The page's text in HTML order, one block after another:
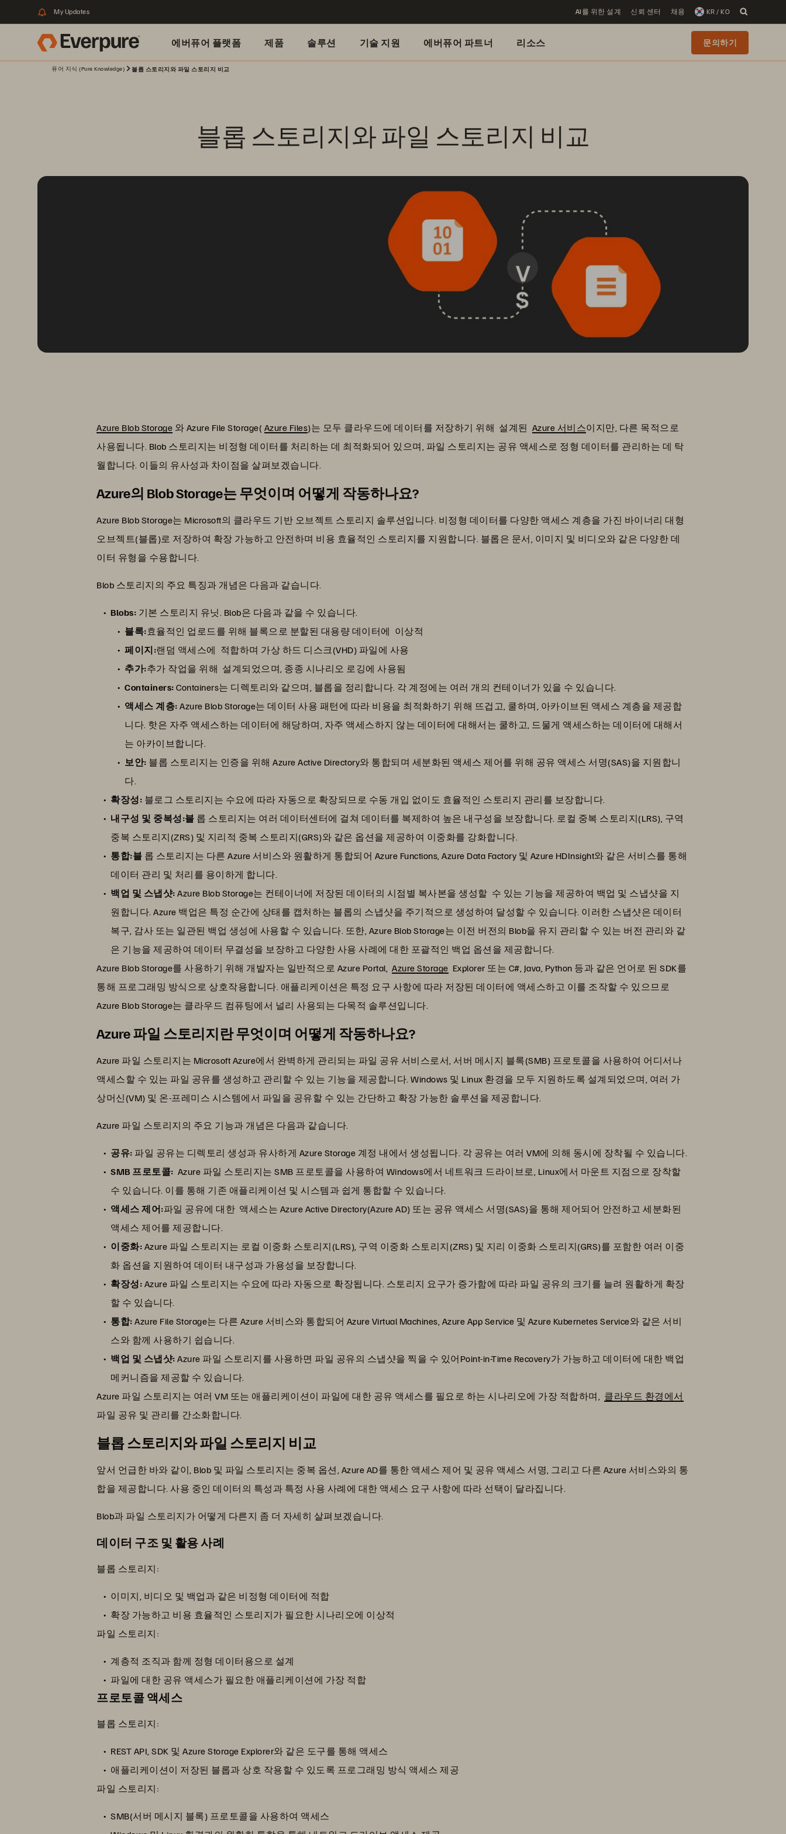
My Updates AI를 위한 설계 신뢰 센터 채용 KR / KO
에버퓨어 플랫폼 제품 솔루션 기술 지원 에버퓨어 파트너 리소스 문의하기
퓨어 지식 (Pure Knowledge) 블롭 스토리지와 파일 스토리지 비교
블롭 스토리지와 파일 스토리지 비교
Azure Blob Storage 와 Azure File Storage( Azure Files)는 모두 클라우드에 데이터를 저장하기 위해 설계된 Azure 서비스이지만, 다른 목적으로
사용됩니다. Blob 스토리지는 비정형 데이터를 처리하는 데 최적화되어 있으며, 파일 스토리지는 공유 액세스로 정형 데이터를 관리하는 데 탁
월합니다. 이들의 유사성과 차이점을 살펴보겠습니다.
Azure의 Blob Storage는 무엇이며 어떻게 작동하나요?
Azure Blob Storage는 Microsoft의 클라우드 기반 오브젝트 스토리지 솔루션입니다. 비정형 데이터를 다양한 액세스 계층을 가진 바이너리 대형
오브젝트(블롭)로 저장하여 확장 가능하고 안전하며 비용 효율적인 스토리지를 지원합니다. 블롭은 문서, 이미지 및 비디오와 같은 다양한 데
이터 유형을 수용합니다.
Blob 스토리지의 주요 특징과 개념은 다음과 같습니다.
Blobs: 기본 스토리지 유닛. Blob은 다음과 같을 수 있습니다.
블록:효율적인 업로드를 위해 블록으로 분할된 대용량 데이터에 이상적
페이지:랜덤 액세스에 적합하며 가상 하드 디스크(VHD) 파일에 사용
추가:추가 작업을 위해 설계되었으며, 종종 시나리오 로깅에 사용됨
Containers: Containers는 디렉토리와 같으며, 블롭을 정리합니다. 각 계정에는 여러 개의 컨테이너가 있을 수 있습니다.
액세스 계층:Azure Blob Storage는 데이터 사용 패턴에 따라 비용을 최적화하기 위해 뜨겁고, 쿨하며, 아카이브된 액세스 계층을 제공합
니다. 핫은 자주 액세스하는 데이터에 해당하며, 자주 액세스하지 않는 데이터에 대해서는 쿨하고, 드물게 액세스하는 데이터에 대해서
는 아카이브합니다.
보안: 블롭 스토리지는 인증을 위해 Azure Active Directory와 통합되며 세분화된 액세스 제어를 위해 공유 액세스 서명(SAS)을 지원합니
다.
확장성: 블로그 스토리지는 수요에 따라 자동으로 확장되므로 수동 개입 없이도 효율적인 스토리지 관리를 보장합니다.
내구성 및 중복성:블 롭 스토리지는 여러 데이터센터에 걸쳐 데이터를 복제하여 높은 내구성을 보장합니다. 로컬 중복 스토리지(LRS), 구역
중복 스토리지(ZRS) 및 지리적 중복 스토리지(GRS)와 같은 옵션을 제공하여 이중화를 강화합니다.
통합:블 롭 스토리지는 다른 Azure 서비스와 원활하게 통합되어 Azure Functions, Azure Data Factory 및 Azure HDInsight와 같은 서비스를 통해
데이터 관리 및 처리를 용이하게 합니다.
백업 및 스냅샷:Azure Blob Storage는 컨테이너에 저장된 데이터의 시점별 복사본을 생성할 수 있는 기능을 제공하여 백업 및 스냅샷을 지
원합니다. Azure 백업은 특정 순간에 상태를 캡처하는 블롭의 스냅샷을 주기적으로 생성하여 달성할 수 있습니다. 이러한 스냅샷은 데이터
복구, 감사 또는 일관된 백업 생성에 사용할 수 있습니다. 또한, Azure Blob Storage는 이전 버전의 Blob을 유지 관리할 수 있는 버전 관리와 같
은 기능을 제공하여 데이터 무결성을 보장하고 다양한 사용 사례에 대한 포괄적인 백업 옵션을 제공합니다.
Azure Blob Storage를 사용하기 위해 개발자는 일반적으로 Azure Portal,Azure Storage Explorer 또는 C#, Java, Python 등과 같은 언어로 된 SDK를
통해 프로그래밍 방식으로 상호작용합니다. 애플리케이션은 특정 요구 사항에 따라 저장된 데이터에 액세스하고 이를 조작할 수 있으므로
Azure Blob Storage는 클라우드 컴퓨팅에서 널리 사용되는 다목적 솔루션입니다.
Azure 파일 스토리지란 무엇이며 어떻게 작동하나요?
Azure 파일 스토리지는 Microsoft Azure에서 완벽하게 관리되는 파일 공유 서비스로서, 서버 메시지 블록(SMB) 프로토콜을 사용하여 어디서나
액세스할 수 있는 파일 공유를 생성하고 관리할 수 있는 기능을 제공합니다. Windows 및 Linux 환경을 모두 지원하도록 설계되었으며, 여러 가
상머신(VM) 및 온-프레미스 시스템에서 파일을 공유할 수 있는 간단하고 확장 가능한 솔루션을 제공합니다.
Azure 파일 스토리지의 주요 기능과 개념은 다음과 같습니다.
공유: 파일 공유는 디렉토리 생성과 유사하게 Azure Storage 계정 내에서 생성됩니다. 각 공유는 여러 VM에 의해 동시에 장착될 수 있습니다.
SMB 프로토콜: Azure 파일 스토리지는 SMB 프로토콜을 사용하여 Windows에서 네트워크 드라이브로, Linux에서 마운트 지점으로 장착할
수 있습니다. 이를 통해 기존 애플리케이션 및 시스템과 쉽게 통합할 수 있습니다.
액세스 제어:파일 공유에 대한 액세스는 Azure Active Directory(Azure AD) 또는 공유 액세스 서명(SAS)을 통해 제어되어 안전하고 세분화된
액세스 제어를 제공합니다.
이중화: Azure 파일 스토리지는 로컬 이중화 스토리지(LRS), 구역 이중화 스토리지(ZRS) 및 지리 이중화 스토리지(GRS)를 포함한 여러 이중
화 옵션을 지원하여 데이터 내구성과 가용성을 보장합니다.
확장성: Azure 파일 스토리지는 수요에 따라 자동으로 확장됩니다. 스토리지 요구가 증가함에 따라 파일 공유의 크기를 늘려 원활하게 확장
할 수 있습니다.
통합:Azure File Storage는 다른 Azure 서비스와 통합되어 Azure Virtual Machines, Azure App Service 및 Azure Kubernetes Service와 같은 서비
스와 함께 사용하기 쉽습니다.
백업 및 스냅샷:Azure 파일 스토리지를 사용하면 파일 공유의 스냅샷을 찍을 수 있어Point-in-Time Recovery가 가능하고 데이터에 대한 백업
메커니즘을 제공할 수 있습니다.
Azure 파일 스토리지는 여러 VM 또는 애플리케이션이 파일에 대한 공유 액세스를 필요로 하는 시나리오에 가장 적합하며, 클라우드 환경에서
파일 공유 및 관리를 간소화합니다.
블롭 스토리지와 파일 스토리지 비교
앞서 언급한 바와 같이, Blob 및 파일 스토리지는 중복 옵션, Azure AD를 통한 액세스 제어 및 공유 액세스 서명, 그리고 다른 Azure 서비스와의 통
합을 제공합니다. 사용 중인 데이터의 특성과 특정 사용 사례에 대한 액세스 요구 사항에 따라 선택이 달라집니다.
Blob과 파일 스토리지가 어떻게 다른지 좀 더 자세히 살펴보겠습니다.
데이터 구조 및 활용 사례
블롭 스토리지:
이미지, 비디오 및 백업과 같은 비정형 데이터에 적합
확장 가능하고 비용 효율적인 스토리지가 필요한 시나리오에 이상적
파일 스토리지:
계층적 조직과 함께 정형 데이터용으로 설계
파일에 대한 공유 액세스가 필요한 애플리케이션에 가장 적합
프로토콜 액세스
블롭 스토리지:
REST API, SDK 및 Azure Storage Explorer와 같은 도구를 통해 액세스
애플리케이션이 저장된 블롭과 상호 작용할 수 있도록 프로그래밍 방식 액세스 제공
파일 스토리지:
SMB(서버 메시지 블록) 프로토콜을 사용하여 액세스